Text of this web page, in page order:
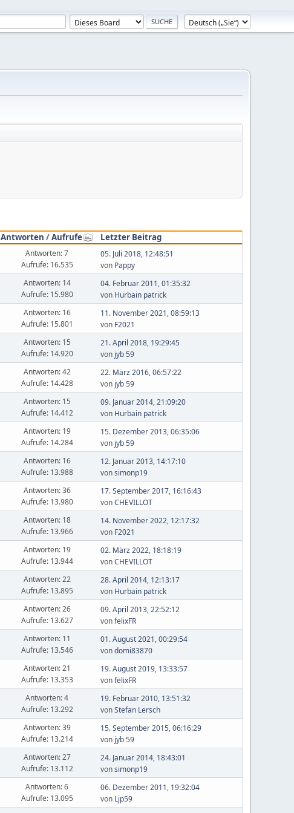
Antworten /Aufrufe
Letzter Beitrag
Antworten: 7
Aufrufe: 16.535
05. Juli 2018, 12:48:51
von Pappy
Antworten: 14
Aufrufe: 15.980
04. Februar 2011, 01:35:32
von Hurbain patrick
Antworten: 16
Aufrufe: 15.801
11. November 2021, 08:59:13
von F2021
Antworten: 15
Aufrufe: 14.920
21. April 2018, 19:29:45
von jyb 59
Antworten: 42
Aufrufe: 14.428
22. März 2016, 06:57:22
von jyb 59
Antworten: 15
Aufrufe: 14.412
09. Januar 2014, 21:09:20
von Hurbain patrick
Antworten: 19
Aufrufe: 14.284
15. Dezember 2013, 06:35:06
von jyb 59
Antworten: 16
Aufrufe: 13.988
12. Januar 2013, 14:17:10
vonsimonp19
Antworten: 36
Aufrufe: 13.980
17. September 2017, 16:16:43
vonCHEVILLOT
Antworten: 18
Aufrufe: 13.966
14. November 2022, 12:17:32
von F2021
Antworten: 19
Aufrufe: 13.944
02. März 2022, 18:18:19
vonCHEVILLOT
Antworten: 22
Aufrufe: 13.895
28. April 2014, 12:13:17
von Hurbain patrick
Antworten: 26
Aufrufe: 13.627
09. April 2013, 22:52:12
vonfelixFR
Antworten: 11
Aufrufe: 13.546
01. August 2021, 00:29:54
vondomi83870
Antworten: 21
Aufrufe: 13.353
19. August 2019, 13:33:57
vonfelixFR
Antworten: 4
Aufrufe: 13.292
19. Februar 2010, 13:51:32
vonStefan Lersch
Antworten: 39
Aufrufe: 13.214
15. September 2015, 06:16:29
von jyb 59
Antworten: 27
Aufrufe: 13.112
24. Januar 2014, 18:43:01
vonsimonp19
Antworten: 6
Aufrufe: 13.095
06. Dezember 2011, 19:32:04
von Ljp59